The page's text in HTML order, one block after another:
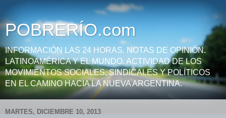
POBRERÍO.com
INFORMACIÓN LAS 24 HORAS. NOTAS DE OPINIÓN.
LATINOAMÉRICA Y EL MUNDO. ACTIVIDAD DE LOS
MOVIMIENTOS SOCIALES, SINDICALES Y POLÍTICOS
EN EL CAMINO HACIA LA NUEVA ARGENTINA.
MARTES, DICIEMBRE 10, 2013